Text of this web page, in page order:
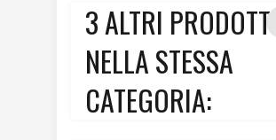
3 ALTRI PRODOTTI
NELLA STESSA
CATEGORIA: